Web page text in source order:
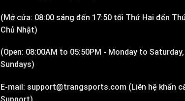
(Mở cửa: 08:00 sáng đến 17:50 tối Thứ Hai đến
Chủ Nhật)
(Open: 08:00AM to 05:50PM - Monday to
Sundays)
E-mail: support@trangsports.com (Liên hệ khẩn